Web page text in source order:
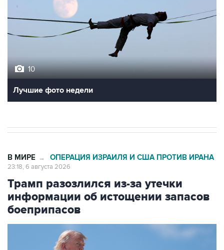
10
Лучшие фото недели
В МИРЕ → ОПЕРАЦИЯ ИЗРАИЛЯ И США ПРОТИВ ИРАНА
23:18, 6 августа 2026
Трамп разозлился из-за утечки
информации об истощении запасов
боеприпасов